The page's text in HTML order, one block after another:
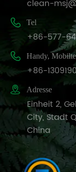
clean-
 Tel
+86-577-
 Handy,
+86-
 Adresse
Einheit 2,
City, Stadt
China